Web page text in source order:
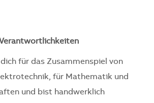
für das Zusammenspiel von
für Mathematik und
und bist handwerklich